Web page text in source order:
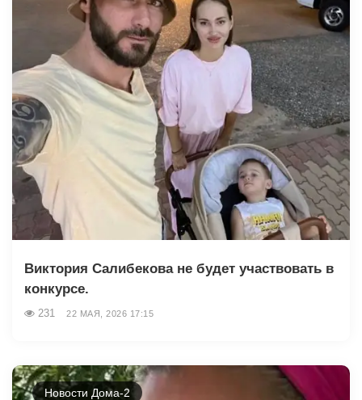
Виктория Салибекова не будет участвовать в
конкурсе.
231 22 МАЯ, 2026 17:15
Новости Дома-2